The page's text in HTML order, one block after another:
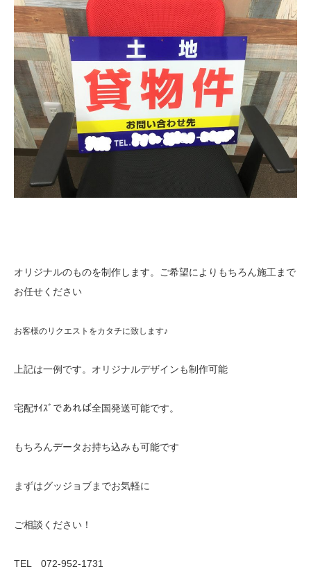
オリジナルのものを制作します。ご希望によりもちろん施工まで
お任せください
お客様のリクエストをカタチに致します♪
上記は一例です。オリジナルデザインも制作可能
宅配ｻｲｽﾞであれば全国発送可能です。
もちろんデータお持ち込みも可能です
まずはグッジョブまでお気軽に
ご相談ください！
TEL 072-952-1731